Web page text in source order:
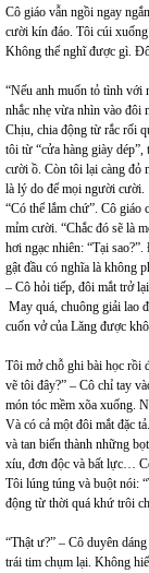
Cô giáo vẫn ngồi ngay
cười kín đáo. Tôi cúi
Không thể nghĩ được gì.
“Nếu anh muốn tỏ tình với
nhắc nhẹ vừa nhìn vào đôi
Chịu, chia động từ rắc rối
tôi từ “cửa hàng giày dép”,
cười ồ. Còn tôi lại càng đỏ
là lý do để mọi người cười.
“Có thể lắm chứ”. Cô giáo
mỉm cười. “Chắc đó sẽ là
hơi ngạc nhiên: “Tại
gật đầu có nghĩa là không
– Cô hỏi tiếp, đôi mắt trở
May quá, chuông giải lao
cuốn vở của Lăng được
Tôi mở chỗ ghi bài học rồi
vẽ tôi đây?” – Cô chỉ tay
món tóc mềm xõa xuống.
Và có cả một đôi mắt đặc
và tan biến thành những
xíu, đơn độc và bất lực…
Tôi lúng túng và buột nói:
động từ thời quá khứ trôi
“Thật ư?” – Cô duyên
trái tim chụm lại. Không